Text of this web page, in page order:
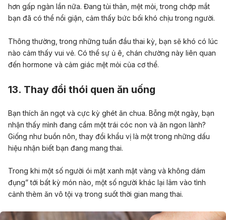
hơn gấp ngàn lần nữa. Đang tủi thân, mệt mỏi, trong chớp mắt
bạn đã có thể nổi giận, cảm thấy bức bối khó chịu trong người.
Thông thường, trong những tuần đầu thai kỳ, bạn sẽ khó có lúc
nào cảm thấy vui vẻ. Có thể sự ủ ê, chán chường này liên quan
đến hormone và cảm giác mệt mỏi của cơ thể.
13. Thay đổi thói quen ăn uống
Bạn thích ăn ngọt và cực kỳ ghét ăn chua. Bỗng một ngày, bạn
nhận thấy mình đang cầm một trái cóc non và ăn ngon lành?
Giống như buồn nôn, thay đổi khẩu vị là một trong những dấu
hiệu nhận biết bạn đang mang thai.
Trong khi một số người ói mật xanh mật vàng và không dám
đụng” tới bất kỳ món nào, một số người khác lại lâm vào tình
cảnh thèm ăn vô tội vạ trong suốt thời gian mang thai.